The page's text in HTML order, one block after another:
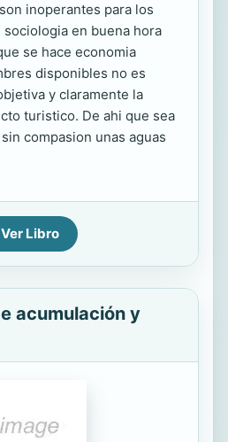
inoperantes para los
en buena hora
se hace economia
disponibles no es
y claramente la
turistico. De ahi que sea
compasion unas aguas
Ver Libro
acumulación y